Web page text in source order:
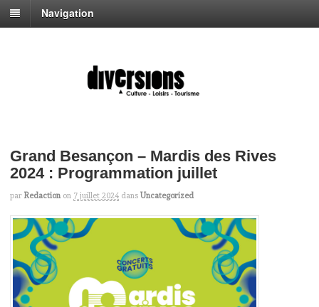
Navigation
Grand Besançon – Mardis des Rives
2024 : Programmation juillet
par Redaction on 7 juillet 2024 dans Uncategorized